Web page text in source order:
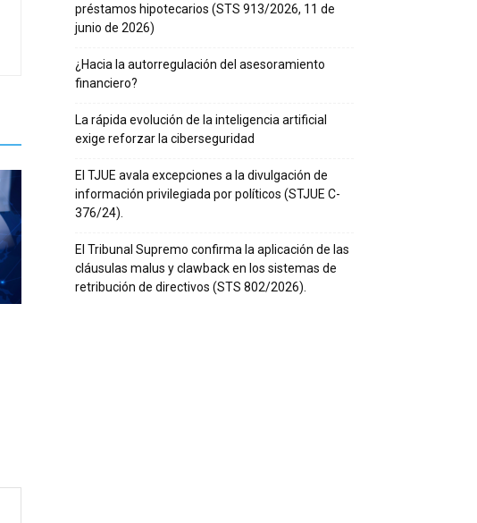
préstamos hipotecarios (STS 913/2026, 11 de
junio de 2026)
¿Hacia la autorregulación del asesoramiento
financiero?
La rápida evolución de la inteligencia artificial
exige reforzar la ciberseguridad
El TJUE avala excepciones a la divulgación de
información privilegiada por políticos (STJUE C-
376/24).
El Tribunal Supremo confirma la aplicación de las
cláusulas malus y clawback en los sistemas de
retribución de directivos (STS 802/2026).